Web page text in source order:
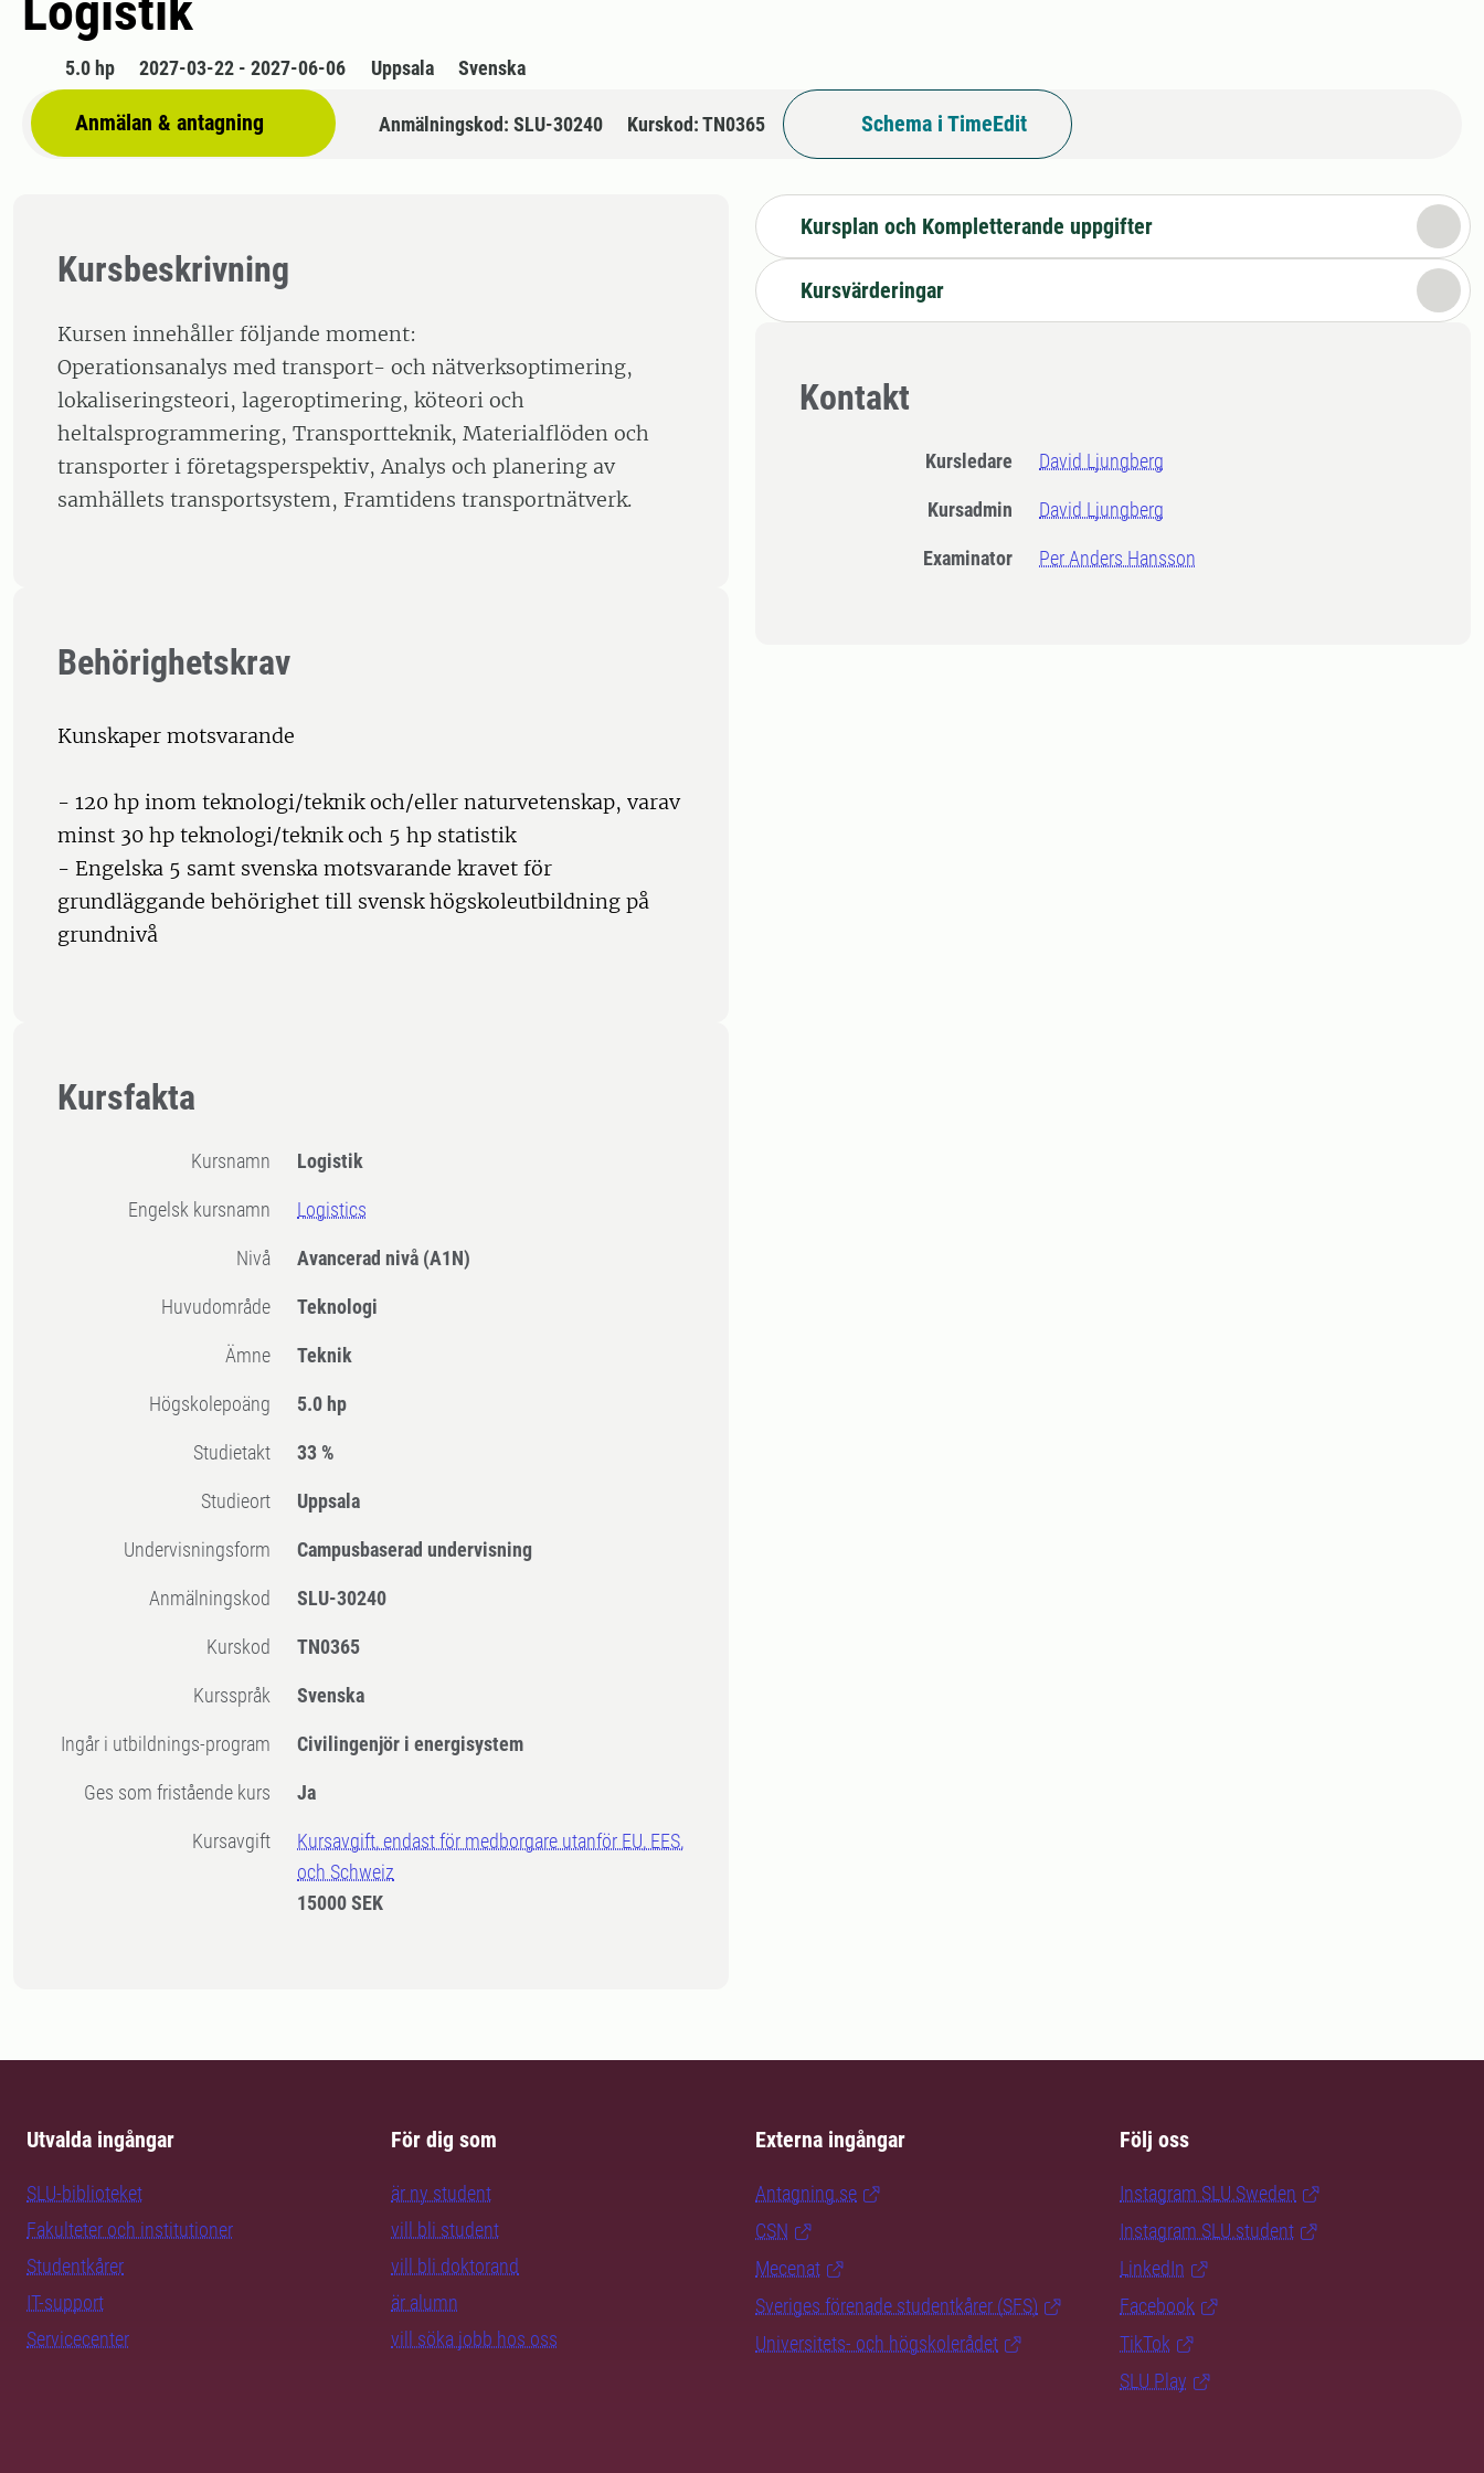
5.0 hp 2027-03-22 - 2027-06-06 Uppsala Svenska
Anmälan & antagning Anmälningskod: SLU-30240 Kurskod: TN0365 Schema i TimeEdit
Kursbeskrivning
Kursen innehåller följande moment:
Operationsanalys med transport- och nätverksoptimering,
lokaliseringsteori, lageroptimering, köteori och
heltalsprogrammering, Transportteknik, Materialflöden och
transporter i företagsperspektiv, Analys och planering av
samhällets transportsystem, Framtidens transportnätverk.
Behörighetskrav
Kunskaper motsvarande
- 120 hp inom teknologi/teknik och/eller naturvetenskap, varav
minst 30 hp teknologi/teknik och 5 hp statistik
- Engelska 5 samt svenska motsvarande kravet för
grundläggande behörighet till svensk högskoleutbildning på
grundnivå
Kursfakta
Kursnamn Logistik
Engelsk kursnamn Logistics
Nivå Avancerad nivå (A1N)
Huvudområde Teknologi
Ämne Teknik
högskolepoäng 5.0 hp
Studietakt 33 %
Studieort Uppsala
Undervisningsform Campusbaserad undervisning
Anmälningskod SLU-30240
Kurskod TN0365
Kursspråk Svenska
Ingår i utbildnings-program Civilingenjör i energisystem
Ges som fristående kurs Ja
Kursavgift
Kursavgift, endast för medborgare utanför EU, EES,
och Schweiz
15000 SEK
Kursplan och Kompletterande uppgifter
Kursvärderingar
Kontakt
Kursledare David Ljungberg
Kursadmin David Ljungberg
Examinator Per Anders Hansson
Utvalda ingångar
SLU-biblioteket
Fakulteter och institutioner
Studentkårer
IT-support
Servicecenter
För dig som
är ny student
vill bli student
vill bli doktorand
är alumn
vill söka jobb hos oss
Externa ingångar
Antagning.se
CSN
Mecenat
Sveriges förenade studentkårer (SFS)
Universitets- och högskolerådet
Följ oss
Instagram SLU.Sweden
Instagram SLU.student
LinkedIn
Facebook
TikTok
SLU Play